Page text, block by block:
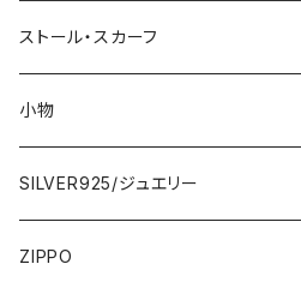
2000円
3000円
5000円
7000円
インポートワンピース
ロング・マキシ
ひざ・ミディ
トップス・カーディガン・アウター
カーディガン
イタリア製ジャケット
スカート・パンツ
ストール・スカーフ
大判ストール・ロングスカーフ
小さめスカーフ
コットンストール・スカーフ
小物
SILVER925/ジュエリー
指輪・リング
ZIPPO